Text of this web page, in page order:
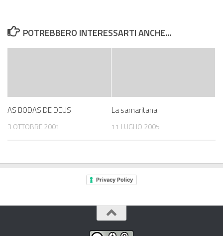
POTREBBERO INTERESSARTI ANCHE...
AS BODAS DE DEUS
3 OTTOBRE 2001
La samaritana
11 LUGLIO 2005
Privacy Policy